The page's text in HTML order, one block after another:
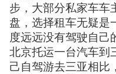
步，大部分私家车车
盘，选择租车无疑是
度远远没有驾驶自己
北京托运一台汽车到
己自驾游去三亚相比